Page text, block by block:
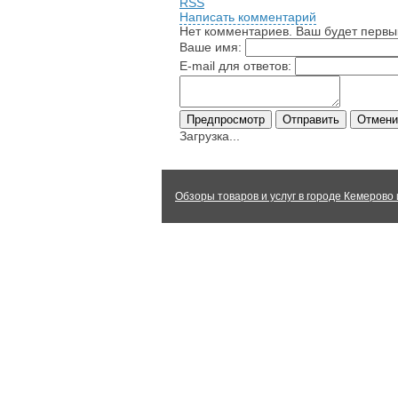
Написать комментарий
Нет комментариев. Ваш будет
Ваше имя:
E-mail для ответов:
Загрузка...
Обзоры товаров и услуг в городе Кемерово